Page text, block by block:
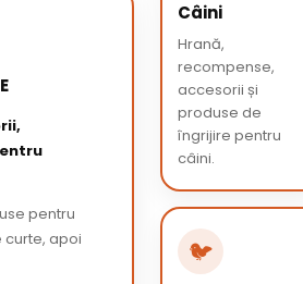
pentru
curte, apoi
Câini
Hrană,
recompense,
accesorii și
produse de
îngrijire pentru
câini.
🐦